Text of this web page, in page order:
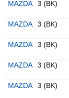
MAZDA
3 (BK)
MAZDA
3 (BK)
MAZDA
3 (BK)
MAZDA
3 (BK)
MAZDA
3 (BK)